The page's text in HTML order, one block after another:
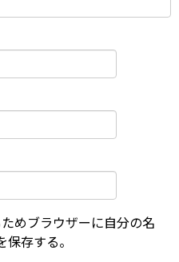
めブラウザーに自分の名
存する。